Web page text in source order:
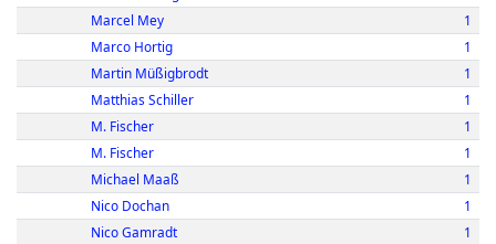
Marcel Mey
1
Marco Hortig
1
Martin Müßigbrodt
1
Matthias Schiller
1
M. Fischer
1
M. Fischer
1
Michael Maaß
1
Nico Dochan
1
Nico Gamradt
1